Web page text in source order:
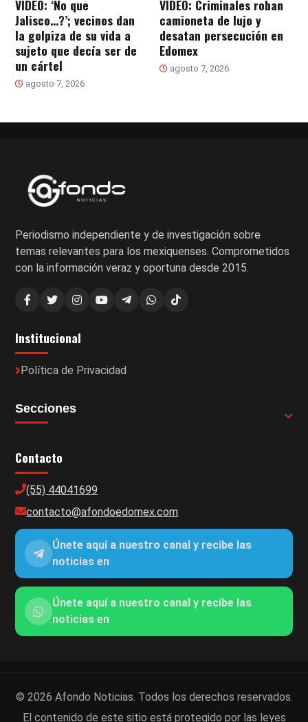
VIDEO: ‘No que
Jalisco…?’; vecinos dan
la golpiza de su vida a
sujeto que decía ser de
un cártel
agosto 7, 2026
VIDEO: Criminales roban
camioneta de lujo y
desatan persecución en
Edomex
agosto 7, 2026
Periodismo independiente y de investigación sobre
temas relevantes para los mexiquenses. Comprometidos
con la información veraz y oportuna desde 2015.
Institucional
Política de Privacidad
Secciones
Contacto
(55) 44041699
contacto@afondoedomex.com
Únete aquí a nuestro canal y recibe las
noticias en
Únete aquí a nuestro canal y recibe las
noticias en
© 2026 Afondo Noticias. Todos los derechos reservados.
El contenido de este sitio está protegido por las leyes